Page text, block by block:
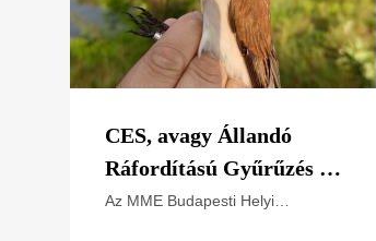
CES, avagy Állandó
Ráfordítású Gyűrűzés a
Naplás-tónál – 2026
Az MME Budapesti Helyi